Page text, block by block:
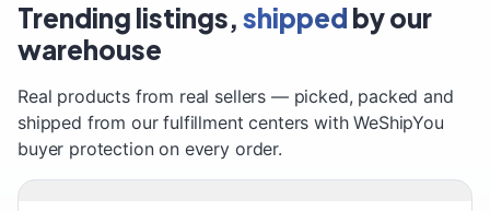
Trending listings, shipped by our
warehouse
Real products from real sellers — picked, packed and
shipped from our fulfillment centers with WeShipYou
buyer protection on every order.